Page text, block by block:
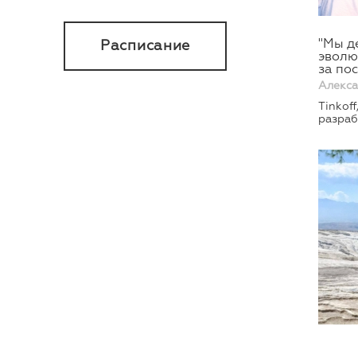
Расписание
"Мы
за